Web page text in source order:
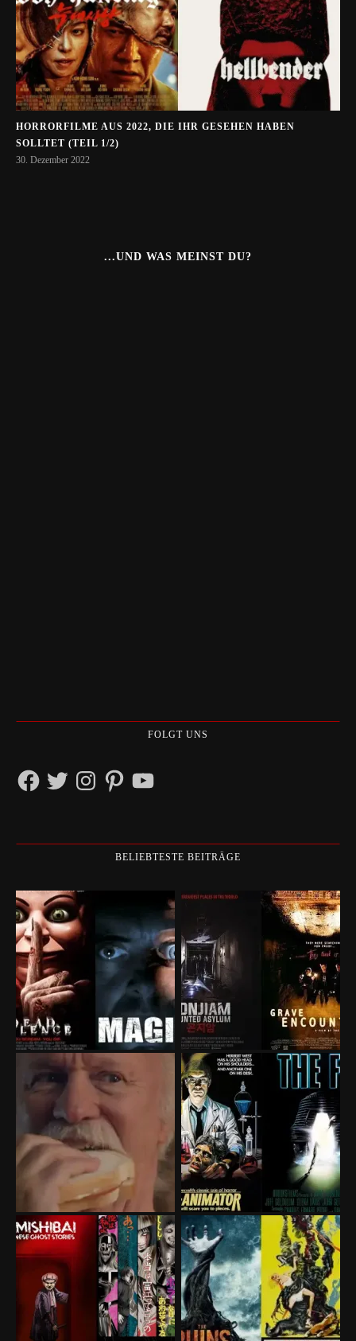
HORRORFILME AUS 2022, DIE IHR GESEHEN HABEN
SOLLTET (TEIL 1/2)
30. Dezember 2022
...UND WAS MEINST DU?
FOLGT UNS
FacebookTwitterInstagramPinterestYouTube
BELIEBTESTE BEITRÄGE